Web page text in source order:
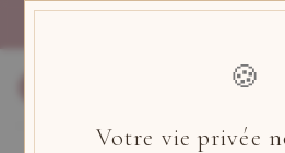
🍪
Votre vie privée